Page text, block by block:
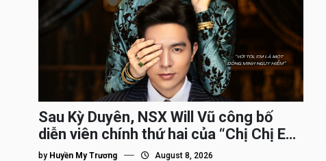
Sau Kỳ Duyên, NSX Will Vũ công bố
diễn viên chính thứ hai của “Chị Chị Em
Em 3″
by Huyền My Trương August 8, 2026